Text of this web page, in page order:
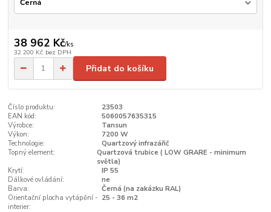
38 962 Kč/ks
32 200 Kč bez DPH
Přidat do košíku
Číslo produktu:
23503
EAN kód:
5060057635315
Výrobce:
Tansun
Výkon:
7200 W
Technologie:
Quartzový infrazářič
Topný element:
Quartzová trubice ( LOW GRARE - minimum
světla)
Krytí:
IP 55
Dálkové ovládání:
ne
Barva:
Černá (na zakázku RAL)
Orientační plocha vytápění -
interier:
25 - 36 m2